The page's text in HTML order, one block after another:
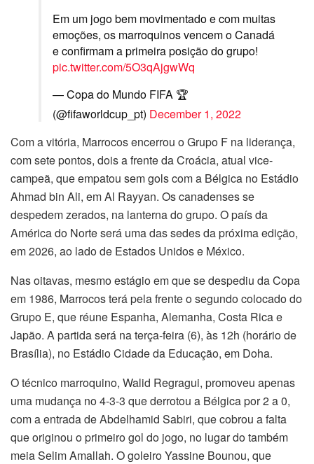
Em um jogo bem movimentado e com muitas
emoções, os marroquinos vencem o Canadá
e confirmam a primeira posição do grupo!
pic.twitter.com/5O3qAjgwWq
— Copa do Mundo FIFA 🏆
(@fifaworldcup_pt) December 1, 2022
Com a vitória, Marrocos encerrou o Grupo F na liderança,
com sete pontos, dois a frente da Croácia, atual vice-
campeã, que empatou sem gols com a Bélgica no Estádio
Ahmad bin Ali, em Al Rayyan. Os canadenses se
despedem zerados, na lanterna do grupo. O país da
América do Norte será uma das sedes da próxima edição,
em 2026, ao lado de Estados Unidos e México.
Nas oitavas, mesmo estágio em que se despediu da Copa
em 1986, Marrocos terá pela frente o segundo colocado do
Grupo E, que réune Espanha, Alemanha, Costa Rica e
Japão. A partida será na terça-feira (6), às 12h (horário de
Brasília), no Estádio Cidade da Educação, em Doha.
O técnico marroquino, Walid Regragui, promoveu apenas
uma mudança no 4-3-3 que derrotou a Bélgica por 2 a 0,
com a entrada de Abdelhamid Sabiri, que cobrou a falta
que originou o primeiro gol do jogo, no lugar do também
meia Selim Amallah. O goleiro Yassine Bounou, que